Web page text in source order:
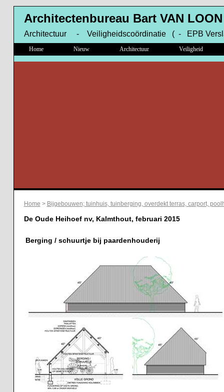
Architectenbureau Bart VAN
Architectuur - Veiligheidscoördinatie ( - EPB
Home Nieuw Architectuur Veiligheid
Home > Bijgebouwen; tuinhuis, tuinberging, overdekt terras, carport,
De Oude Heihoef nv, Kalmthout, februari 2015
Berging / schuurtje bij paardenhouderij